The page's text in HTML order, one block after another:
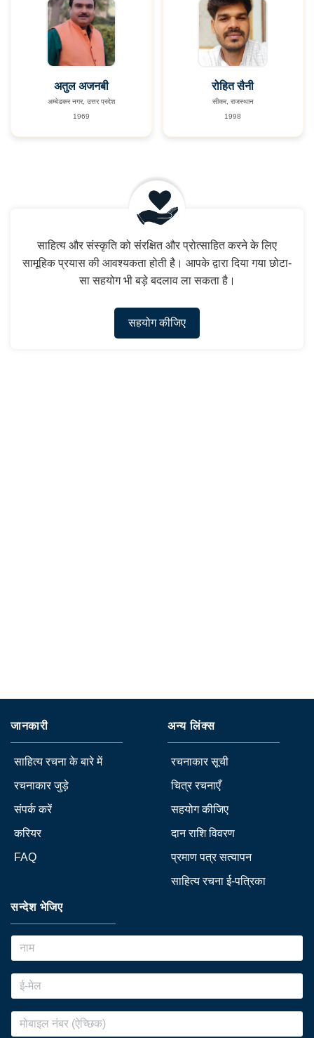
अतुल अजनबी
अम्बेडकर नगर, उत्तर प्रदेश
1969
रोहित सैनी
सीकर, राजस्थान
1998
साहित्य और संस्कृति को संरक्षित और प्रोत्साहित करने के लिए
सामूहिक प्रयास की आवश्यकता होती है। आपके द्वारा दिया गया छोटा-
सा सहयोग भी बड़े बदलाव ला सकता है।
सहयोग कीजिए
जानकारी
साहित्य रचना के बारे में
रचनाकार जुड़े
संपर्क करें
करियर
FAQ
अन्य लिंक्स
रचनाकार सूची
चित्र रचनाएँ
सहयोग कीजिए
दान राशि विवरण
प्रमाण पत्र सत्यापन
साहित्य रचना ई-पत्रिका
सन्देश भेजिए